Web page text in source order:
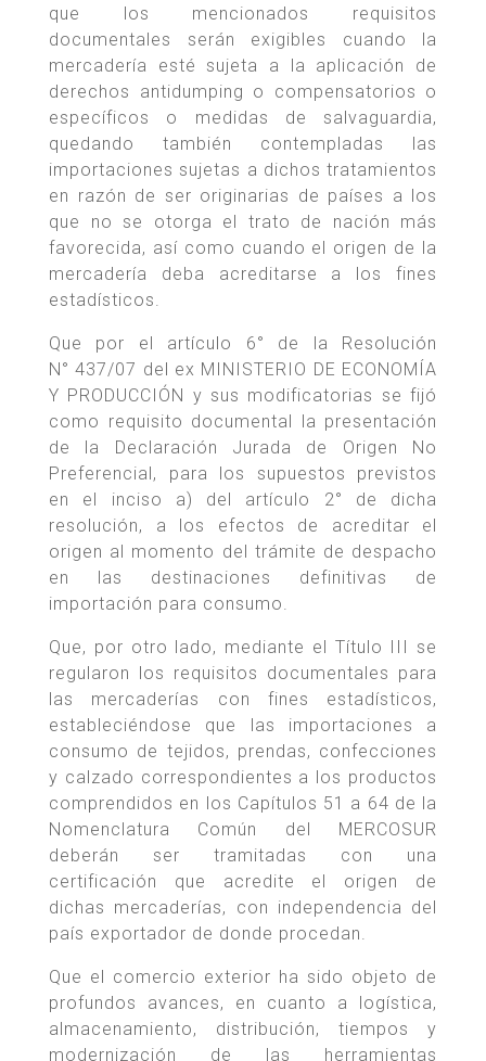
que los mencionados requisitos
documentales serán exigibles cuando la
mercadería esté sujeta a la aplicación de
derechos antidumping o compensatorios o
específicos o medidas de salvaguardia,
quedando también contempladas las
importaciones sujetas a dichos tratamientos
en razón de ser originarias de países a los
que no se otorga el trato de nación más
favorecida, así como cuando el origen de la
mercadería deba acreditarse a los fines
estadísticos.
Que por el artículo 6° de la Resolución
N° 437/07 del ex MINISTERIO DE ECONOMÍA
Y PRODUCCIÓN y sus modificatorias se fijó
como requisito documental la presentación
de la Declaración Jurada de Origen No
Preferencial, para los supuestos previstos
en el inciso a) del artículo 2° de dicha
resolución, a los efectos de acreditar el
origen al momento del trámite de despacho
en las destinaciones definitivas de
importación para consumo.
Que, por otro lado, mediante el Título III se
regularon los requisitos documentales para
las mercaderías con fines estadísticos,
estableciéndose que las importaciones a
consumo de tejidos, prendas, confecciones
y calzado correspondientes a los productos
comprendidos en los Capítulos 51 a 64 de la
Nomenclatura Común del MERCOSUR
deberán ser tramitadas con una
certificación que acredite el origen de
dichas mercaderías, con independencia del
país exportador de donde procedan.
Que el comercio exterior ha sido objeto de
profundos avances, en cuanto a logística,
almacenamiento, distribución, tiempos y
modernización de las herramientas